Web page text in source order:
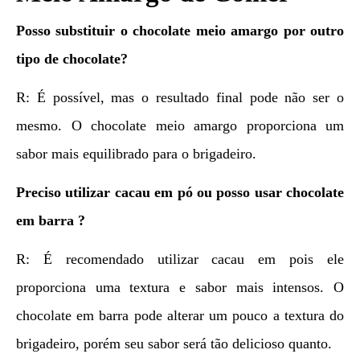
Posso substituir o chocolate meio amargo por outro
tipo de chocolate?
R: É possível, mas o resultado final pode não ser o
mesmo. O chocolate meio amargo proporciona um
sabor mais equilibrado para o brigadeiro.
Preciso utilizar cacau em póou posso usar chocolate
em barra ?
R: É recomendado utilizar cacau em pois ele
proporciona uma textura e sabor mais intensos. O
chocolate em barra pode alterar um pouco a textura do
brigadeiro, porém seu sabor será tão delicioso quanto.